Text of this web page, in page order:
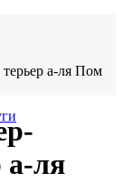
а-ля Пом
а-ля